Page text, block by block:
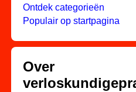
Ontdek categorieën
Populair op startpagina
Over